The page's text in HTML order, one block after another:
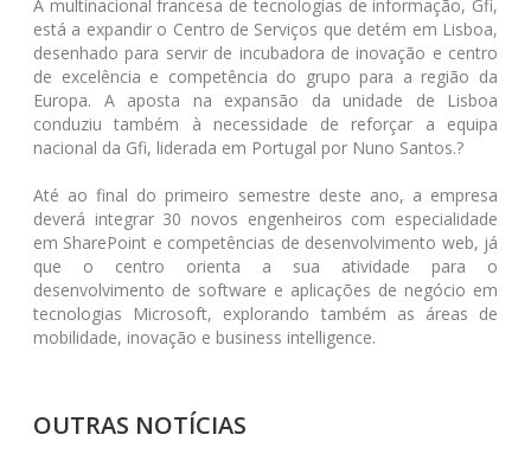
A multinacional francesa de tecnologias de informação, Gfi,
está a expandir o Centro de Serviços que detém em Lisboa,
desenhado para servir de incubadora de inovação e centro
de excelência e competência do grupo para a região da
Europa. A aposta na expansão da unidade de Lisboa
conduziu também à necessidade de reforçar a equipa
nacional da Gfi, liderada em Portugal por Nuno Santos.?
Até ao final do primeiro semestre deste ano, a empresa
deverá integrar 30 novos engenheiros com especialidade
em SharePoint e competências de desenvolvimento web, já
que o centro orienta a sua atividade para o
desenvolvimento de software e aplicações de negócio em
tecnologias Microsoft, explorando também as áreas de
mobilidade, inovação e business intelligence.
OUTRAS NOTÍCIAS